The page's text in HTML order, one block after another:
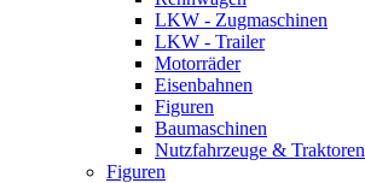
LKW - Zugmaschinen
LKW - Trailer
Motorräder
Eisenbahnen
Figuren
Baumaschinen
Nutzfahrzeuge & Traktoren
Figuren